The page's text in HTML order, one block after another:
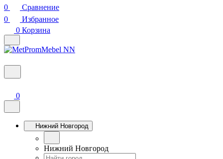
0
Сравнение
0
Избранное
0 Корзина
0
Нижний Новгород
Нижний Новгород